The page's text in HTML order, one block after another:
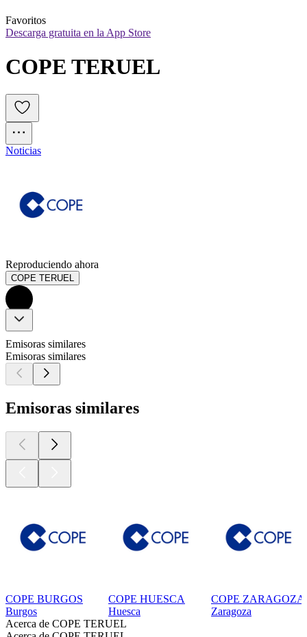
Favoritos
Descarga gratuita en la App Store
COPE TERUEL
Noticias
Reproduciendo ahora
COPE TERUEL
Emisoras similares
Emisoras similares
Emisoras similares
COPE BURGOS
Burgos
COPE HUESCA
Huesca
COPE ZARAGOZA
Zaragoza
Acerca de COPE TERUEL